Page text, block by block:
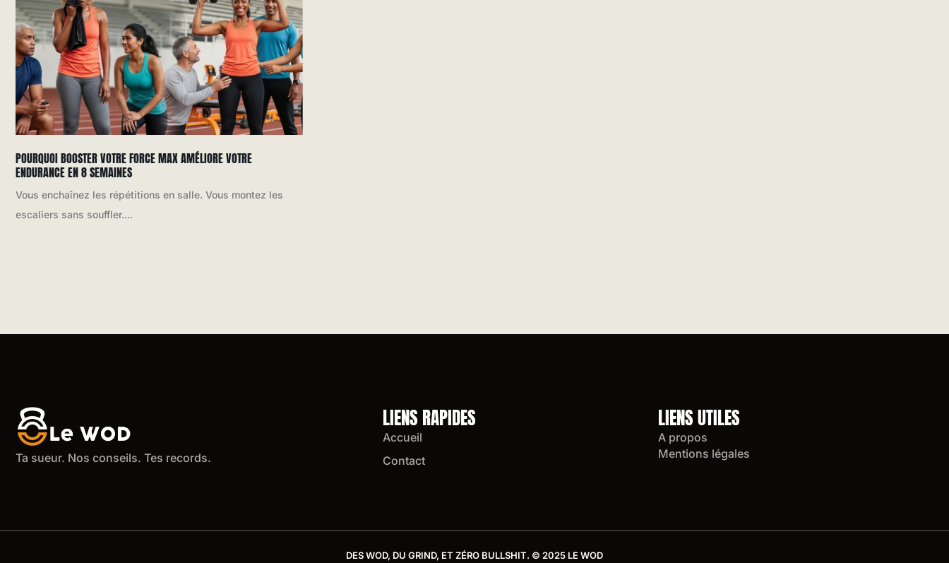
POURQUOI BOOSTER VOTRE FORCE MAX AMÉLIORE VOTRE
ENDURANCE EN 8 SEMAINES
Vous enchaînez les répétitions en salle. Vous montez les
escaliers sans souffler....
Ta sueur. Nos conseils. Tes records.
LIENS RAPIDES
Accueil
Contact
LIENS UTILES
A propos
Mentions légales
DES WOD, DU GRIND, ET ZÉRO BULLSHIT. © 2025 LE WOD